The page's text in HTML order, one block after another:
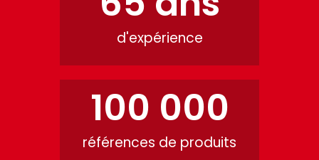
d'expérience
références de produits
100 000